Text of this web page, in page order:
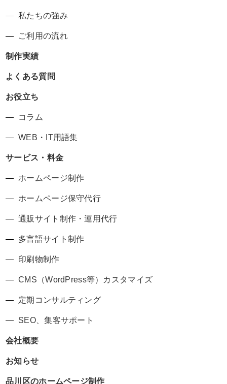
私たちの強み
ご利用の流れ
制作実績
よくある質問
お役立ち
コラム
WEB・IT用語集
サービス・料金
ホームページ制作
ホームページ保守代行
通販サイト制作・運用代行
多言語サイト制作
印刷物制作
CMS（WordPress等）カスタマイズ
定期コンサルティング
SEO、集客サポート
会社概要
お知らせ
品川区のホームページ制作